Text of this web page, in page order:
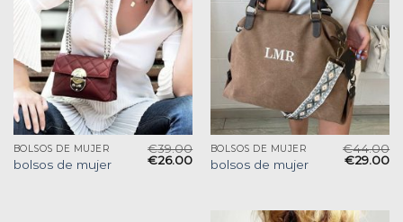
BOLSOS DE MUJER
bolsos de mujer
€39.00
€26.00
BOLSOS DE MUJER
bolsos de mujer
€44.00
€29.00